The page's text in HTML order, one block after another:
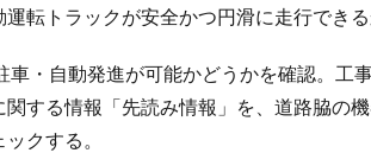
転トラックが安全かつ円滑に走行できる
車・自動発進が可能かどうかを確認。工
する情報「先読み情報」を、道路脇の
クする。